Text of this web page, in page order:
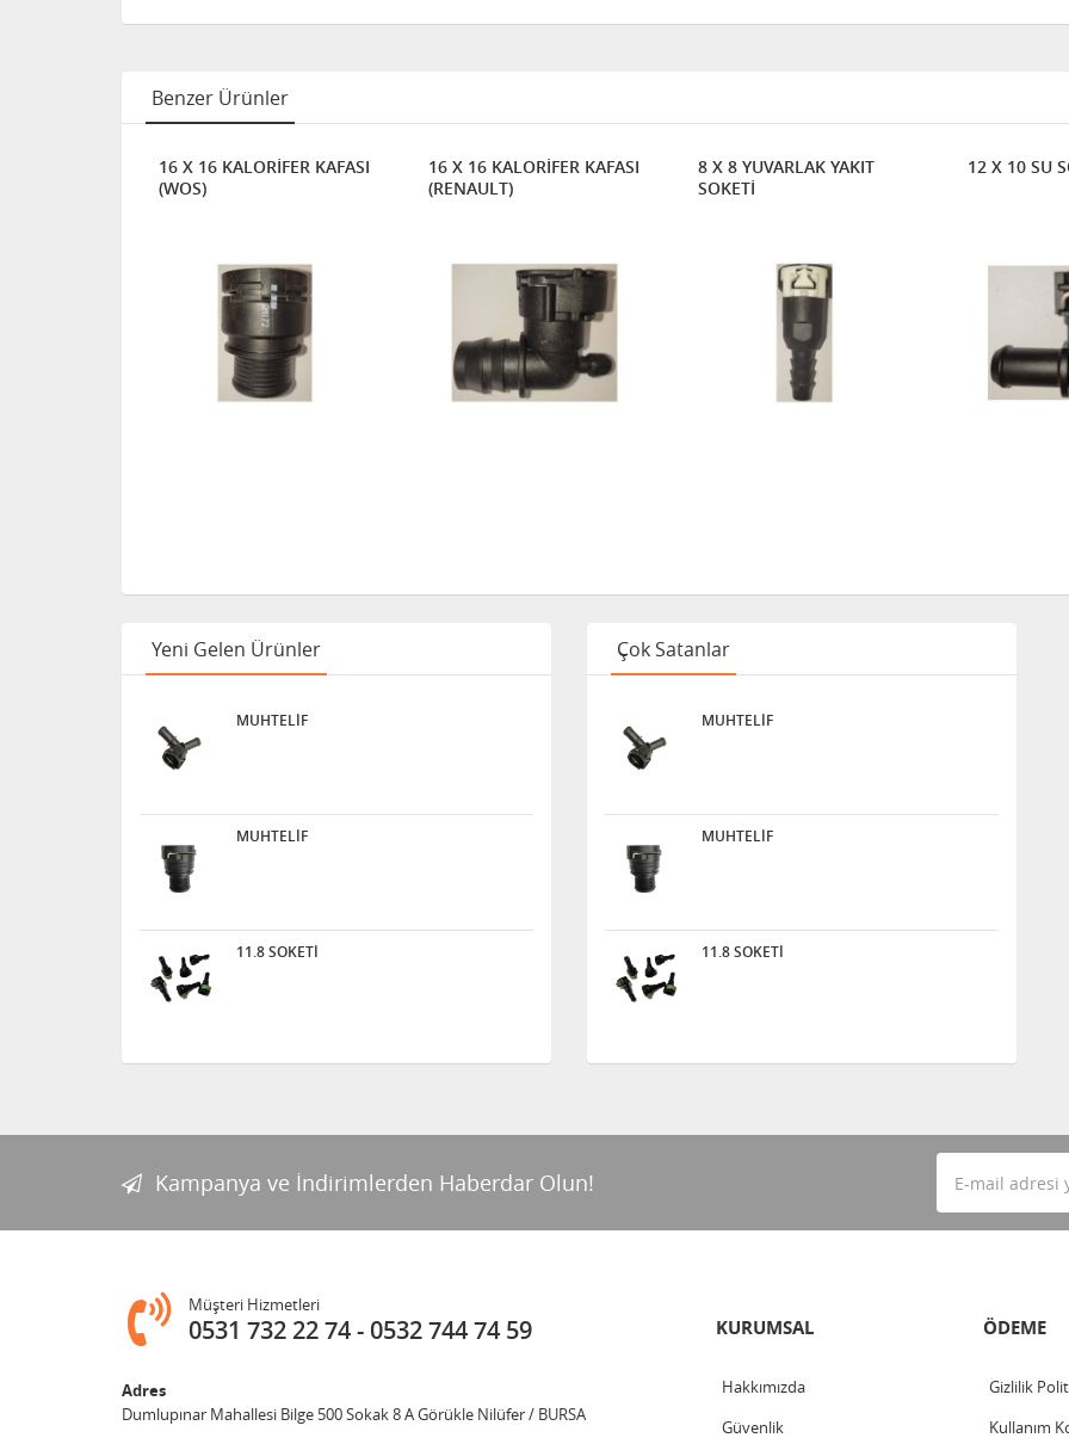
Benzer Ürünler
16 X 16 KALORİFER KAFASI
(WOS)
16 X 16 KALORİFER KAFASI
(RENAULT)
8 X 8 YUVARLAK YAKIT
SOKETİ
12 X 10 SU
Yeni Gelen Ürünler
MUHTELİF
MUHTELİF
11.8 SOKETİ
Çok Satanlar
MUHTELİF
MUHTELİF
11.8 SOKETİ
Kampanya ve İndirimlerden Haberdar Olun!
Müşteri Hizmetleri
0531 732 22 74 0532 744 74 59
Adres
Dumlupınar Mahallesi Bilge 500 Sokak 8 A Görükle Nilüfer / BURSA
KURUMSAL
Hakkımızda
Güvenlik
ÖDEME
Gizlilik
Kullanım